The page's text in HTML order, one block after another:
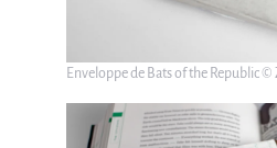
Enveloppe de Bats of the Republic ©